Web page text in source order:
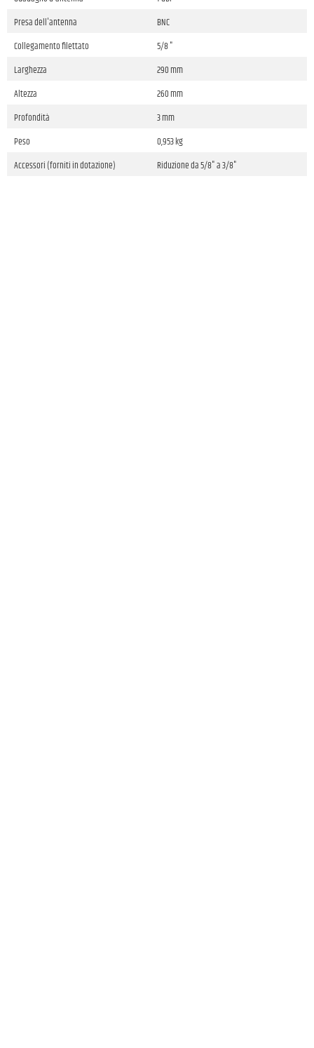
Presa dell'antenna
BNC
Collegamento filettato
5/8 "
Larghezza
290 mm
Altezza
260 mm
Profondità
3 mm
Peso
0,953 kg
Accessori (forniti in dotazione)
Riduzione da 5/8" a 3/8"